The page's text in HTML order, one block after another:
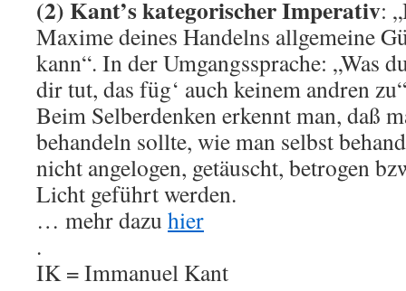
(2) Kant’s kategorischer Imperativ:
Maxime deines Handelns allgemeine
kann“. In der Umgangssprache: „Was
dir tut, das füg‘ auch keinem andren
Beim Selberdenken erkennt man, daß
behandeln sollte, wie man selbst
nicht angelogen, getäuscht, betrogen
Licht geführt werden.
… mehr dazu hier
.
IK = Immanuel Kant